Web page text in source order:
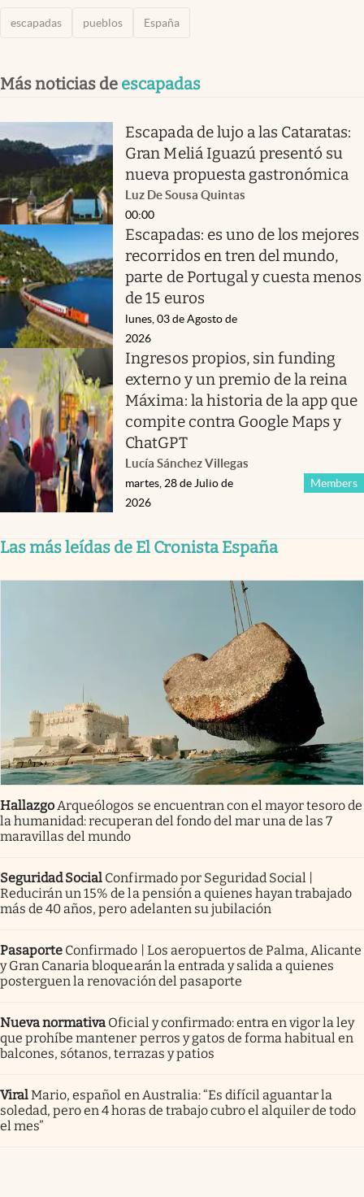
escapadas pueblos España
Más noticias de escapadas
Escapada de lujo a las Cataratas:
Gran Meliá Iguazú presentó su
nueva propuesta gastronómica
Luz De Sousa Quintas
00:00
Escapadas: es uno de los mejores
recorridos en tren del mundo,
parte de Portugal y cuesta menos
de 15 euros
lunes, 03 de Agosto de
2026
Ingresos propios, sin funding
externo y un premio de la reina
Máxima: la historia de la app que
compite contra Google Maps y
ChatGPT
Lucía Sánchez Villegas
Members
martes, 28 de Julio de
2026
Las más leídas de El Cronista España
Hallazgo Arqueólogos se encuentran con el mayor tesoro de
la humanidad: recuperan del fondo del mar una de las 7
maravillas del mundo
Seguridad Social Confirmado por Seguridad Social |
Reducirán un 15% de la pensión a quienes hayan trabajado
más de 40 años, pero adelanten su jubilación
Pasaporte Confirmado | Los aeropuertos de Palma, Alicante
y Gran Canaria bloquearán la entrada y salida a quienes
posterguen la renovación del pasaporte
Nueva normativa Oficial y confirmado: entra en vigor la ley
que prohíbe mantener perros y gatos de forma habitual en
balcones, sótanos, terrazas y patios
ViralMario, español en Australia: “Es difícil aguantar la
soledad, pero en 4 horas de trabajo cubro el alquiler de todo
el mes”